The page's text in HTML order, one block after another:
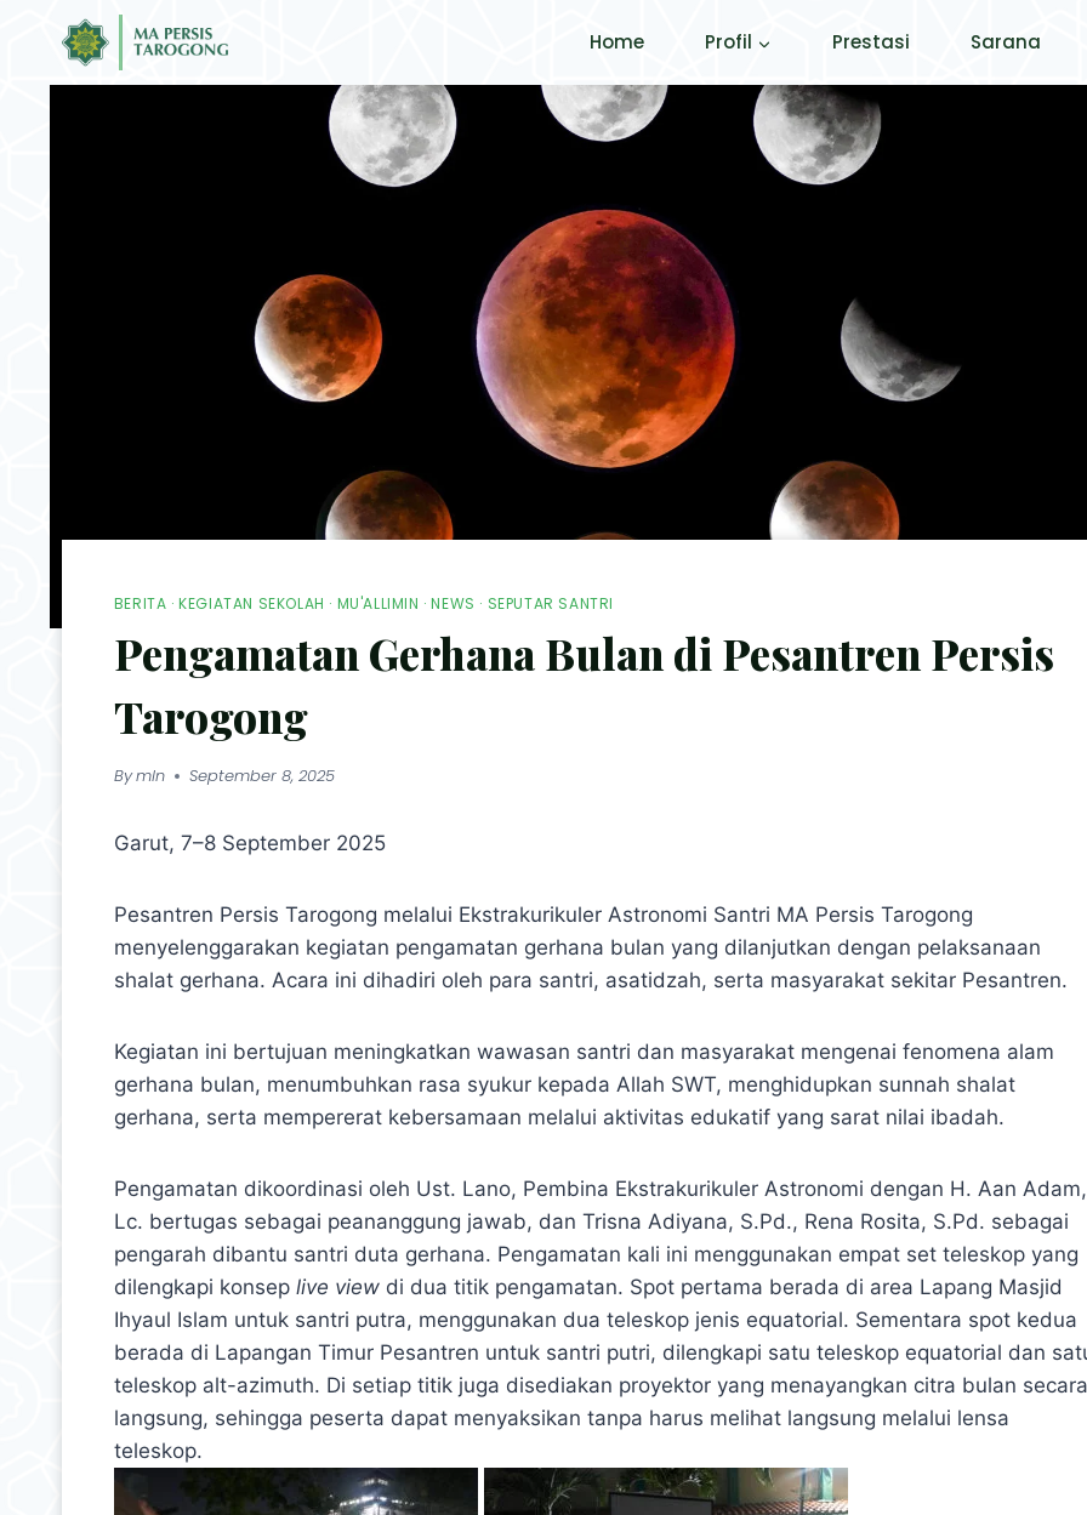
Home Profil Prestasi Sarana
BERITA ·KEGIATAN SEKOLAH · MU'ALLIMIN ·NEWS · SEPUTAR SANTRI
Pengamatan Gerhana Bulan di Pesantren Persis
Tarogong
Bymln September 8, 2025
Garut, 7–8 September 2025
Pesantren Persis Tarogong melalui Ekstrakurikuler Astronomi Santri MA Persis Tarogong
menyelenggarakan kegiatan pengamatan gerhana bulan yang dilanjutkan dengan pelaksanaan
shalat gerhana. Acara ini dihadiri oleh para santri, asatidzah, serta masyarakat sekitar Pesantren.
Kegiatan ini bertujuan meningkatkan wawasan santri dan masyarakat mengenai fenomena alam
gerhana bulan, menumbuhkan rasa syukur kepada Allah SWT, menghidupkan sunnah shalat
gerhana, serta mempererat kebersamaan melalui aktivitas edukatif yang sarat nilai ibadah.
Pengamatan dikoordinasi oleh Ust. Lano, Pembina Ekstrakurikuler Astronomi dengan H. Aan Adam,
Lc. bertugas sebagai peananggung jawab, dan Trisna Adiyana, S.Pd., Rena Rosita, S.Pd. sebagai
pengarah dibantu santri duta gerhana. Pengamatan kali ini menggunakan empat set teleskop yang
dilengkapi konsep live viewdi dua titik pengamatan. Spot pertama berada di area Lapang Masjid
Ihyaul Islam untuk santri putra, menggunakan dua teleskop jenis equatorial. Sementara spot kedua
berada di Lapangan Timur Pesantren untuk santri putri, dilengkapi satu teleskop equatorial dan
teleskop alt-azimuth. Di setiap titik juga disediakan proyektor yang menayangkan citra bulan secara
langsung, sehingga peserta dapat menyaksikan tanpa harus melihat langsung melalui lensa
teleskop.